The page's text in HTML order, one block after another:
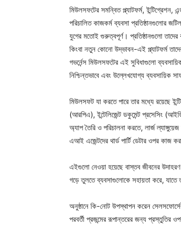
মিউলসফটের সমন্বিত প্ল্যাটফর্ম,
পরিচালিত কাজকর্ম ব্যবসা প্রতিষ্ঠানগুলোর
যুগের মতোই গুরুত্বপূর্ণ। প্রতিষ্ঠানগুলো
কিংবা নতুন কোনো উদ্ভাবন-এই প্ল্যাটফর্ম
গভর্নেন্স মিউলসফটের এই সুবিধাগুলো
নিশ্চিন্তভাবে এবং উল্লেখযোগ্য ব্যবসায়িক
মিউলসফট যা করতে পারে তার মধ্যে রয়েছে
(আরপিএ), ইন্টেলিজেন্ট ডকুমেন্ট প্রসেসিং
অ্যাপ তৈরি ও পরিচালনা করতে, লার্জ
এআই এজেন্টদের থার্ড পার্টি ডেটার ওপর কাজ
এইগুলো নেওয়া হয়েছে বাস্তব জীবনের
গড়ে তুলতে ব্যবসাগুলোকে সহায়তা করে, যাতে
অনুষ্ঠানে কি-নোট উপস্থাপন করেন
পরবর্তী প্রজন্মের রূপান্তরের জন্য প্রস্তুতির